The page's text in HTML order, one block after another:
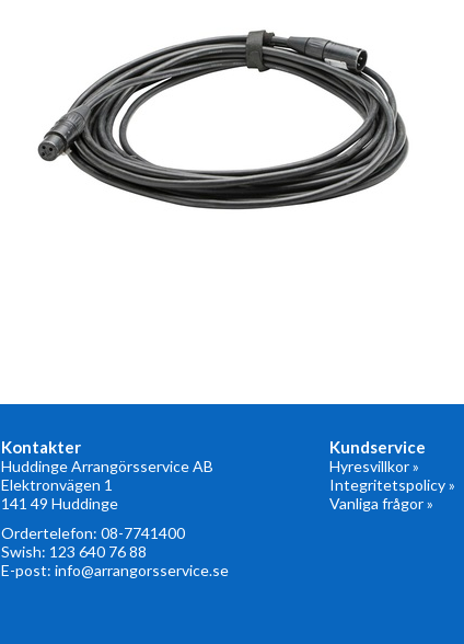
Kontakter
Huddinge Arrangörsservice AB
Elektronvägen 1
141 49 Huddinge
Ordertelefon: 08-7741400
Swish: 123 640 76 88
E-post: info@arrangorsservice.se
Kundservice
Hyresvillkor »
Integritetspolicy »
Vanliga frågor »